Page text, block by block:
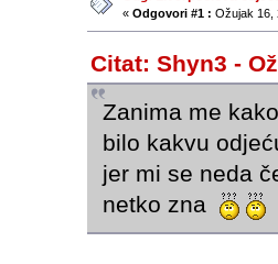
« Odgovori #1 : Ožujak 16,
Citat: Shyn3 -
Zanima me
bilo kakvu
jer mi se neda
netko zna